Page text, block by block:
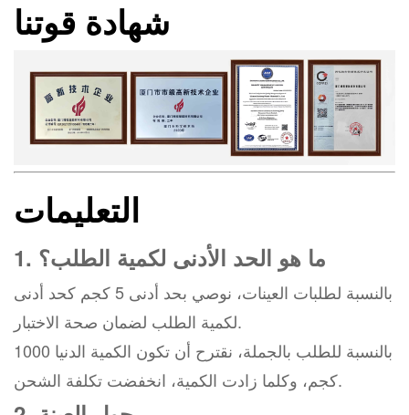
شهادة قوتنا
التعليمات
1. ما هو الحد الأدنى لكمية الطلب؟
بالنسبة لطلبات العينات، نوصي بحد أدنى 5 كجم كحد أدنى
لكمية الطلب لضمان صحة الاختبار.
بالنسبة للطلب بالجملة، نقترح أن تكون الكمية الدنيا 1000
كجم، وكلما زادت الكمية، انخفضت تكلفة الشحن.